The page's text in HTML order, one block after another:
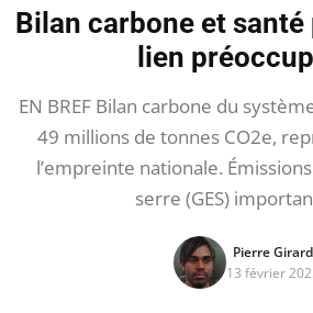
Bilan carbone et
lien
EN BREF Bilan carbone du
49 millions de tonnes CO2e,
l’empreinte nationale.
serre (GES)
Pierre Girard
13 février